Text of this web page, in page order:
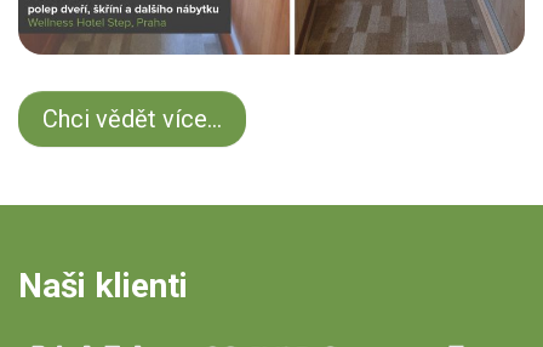
Chci vědět více...
Naši klienti